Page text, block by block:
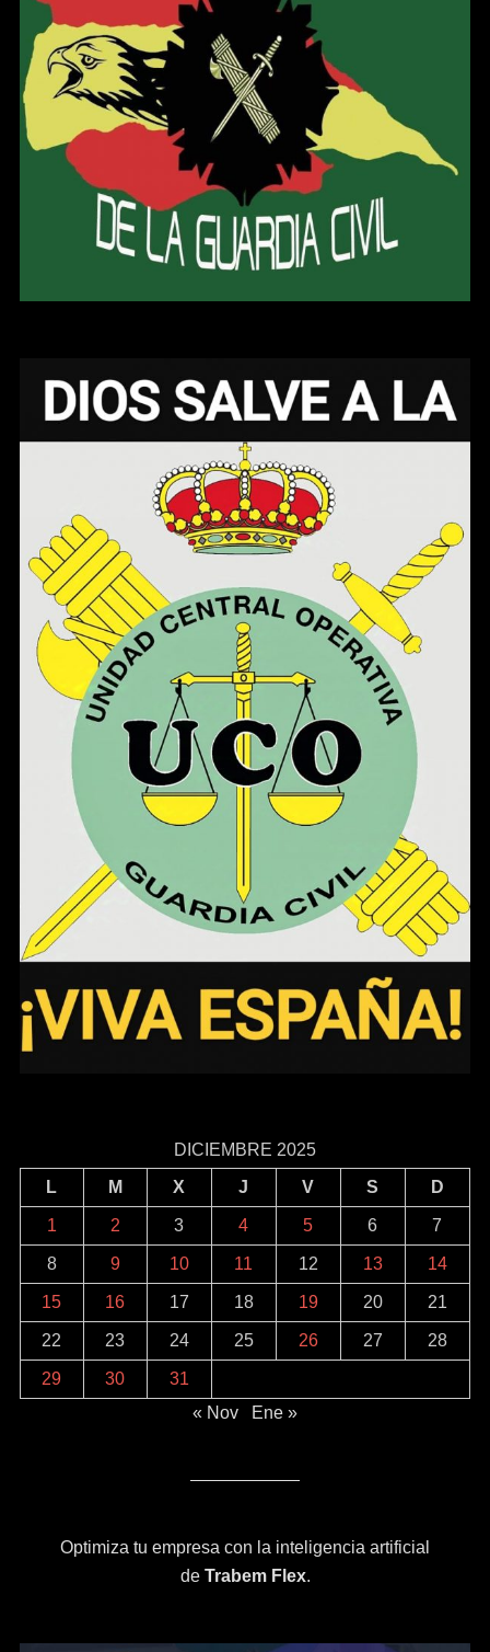
DICIEMBRE 2025
L
M X J V S D
1 2 3 4 5 6 7
8 9 10 11 12 13 14
15 16 17 18 19 20 21
22 23 24 25 26 27 28
29 30
31
« Nov
Ene »
Optimiza tu empresa con la inteligencia artificial
de Trabem Flex.